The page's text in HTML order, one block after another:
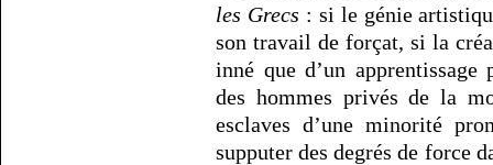
les Grecs : si le génie
son travail de forçat, si la
inné que d’un
des hommes privés de la
esclaves d’une minorité
supputer des degrés de force